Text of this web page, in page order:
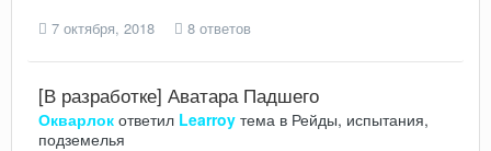
7 октября, 2018
8 ответов
[В разработке] Аватара Падшего
Окварлок ответил Learroy тема в Рейды, испытания,
подземелья